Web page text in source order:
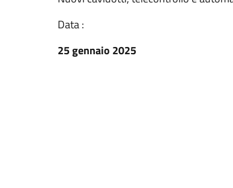
Data :
25 gennaio 2025